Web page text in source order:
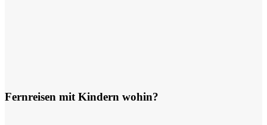
Fernreisen mit Kindern wohin?